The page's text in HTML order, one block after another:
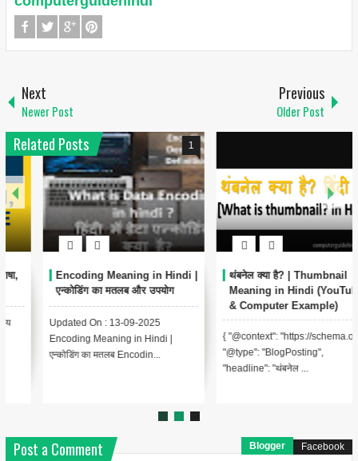
Next
Newer Post
Previous
Older Post
Related Posts
Encoding Meaning in Hindi |
एन्कोडिंग का मतलब और उपयोग
Updated On : 13-09-2025
Encoding Meaning in Hindi |
एन्कोडिंग का मतलब Encodin...
थंबनेल क्या है? | Thumbnail
Meaning in Hindi (YouTube
& Computer Example)
{ "@context": "https://schema.org",
"@type": "BlogPosting",
"headline": "थंबनेल ...
Post a Comment Blogger Facebook